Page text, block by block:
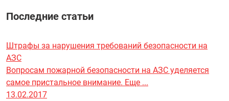
Последние статьи
Штрафы за нарушения требований безопасности на
АЗС
Вопросам пожарной безопасности на АЗС уделяется
самое пристальное внимание. Еще ...
13.02.2017